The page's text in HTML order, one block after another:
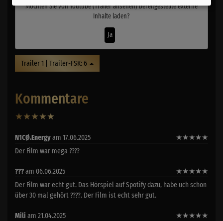
Möchten Sie vonYoutube (Trailer ansehen)bereitgestellte externe
Inhalte laden?
Ja
Trailer 1 | Trailer-FSK: 6
Kommentare
★★★★★
N1CØ.Energyam 17.06.2025 ★★★★★
Der Film war mega ????
???am 06.06.2025 ★★★★★
Der Film war echt gut. Das Hörspiel auf Spotify dazu, habe uch schon
über 30 mal gehört ????. Der Film ist echt sehr gut.
Mili am 21.04.2025 ★★★★★